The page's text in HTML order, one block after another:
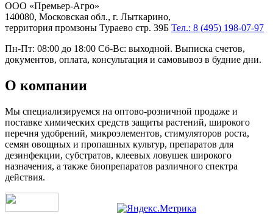
ООО «Премьер-Агро»
140080, Московская обл., г. Лыткарино,
территория промзоны Тураево стр. 39Б Тел.: 8 (495) 198-07-97
Пн-Пт: 08:00 до 18:00 Сб-Вс: выходной. Выписка счетов,
документов, оплата, консультация и самовывоз в будние дни.
О компании
Мы специализируемся на оптово-розничной продаже и
поставке химических средств защиты растений, широкого
перечня удобрений, микроэлементов, стимуляторов роста,
семян овощных и пропашных культур, препаратов для
дезинфекции, субстратов, клеевых ловушек широкого
назначения, а также биопрепаратов различного спектра
действия.